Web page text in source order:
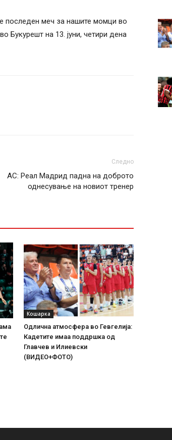
последен меч за нашите момци во
Букурешт на 13. јуни, четири дена
Следно
АС: Реал Мадрид падна на доброто
однесување на новиот тренер
Кошарка
Одлична атмосфера во Гевгелија:
Кадетите имаа поддршка од
Главчев и Илиевски
(ВИДЕО+ФОТО)